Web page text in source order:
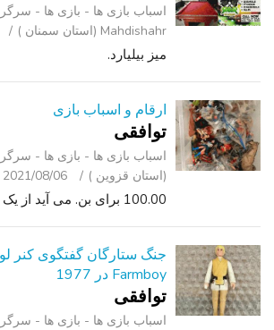
اسباب‌ بازی ها - بازی ها -
Mahdishahr (استان سمنان )
میز بیلیارد.
ارقام و اسباب بازی
توافقی
اسباب‌ بازی ها - بازی ها -
(استان قزوین )
2021/08/06
100.00 برای بن. می آید از یک خانه رایگان دود.
جنگ ستارگان گفتگوی کنر
Farmboy در 1977
توافقی
اسباب‌ بازی ها - بازی ها -